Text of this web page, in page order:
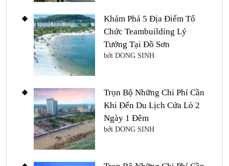
Khám Phá 5 Địa Điểm Tổ
Chức Teambuilding Lý
Tưởng Tại Đồ Sơn
bởi DONG SINH
Trọn Bộ Những Chi Phí Cần
Khi Đến Du Lịch Cửa Lò 2
Ngày 1 Đêm
bởi DONG SINH